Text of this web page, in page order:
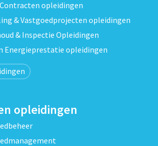
opleidingen
& Vastgoedprojecten opleidingen
& Inspectie Opleidingen
Energieprestatie opleidingen
opleidingen